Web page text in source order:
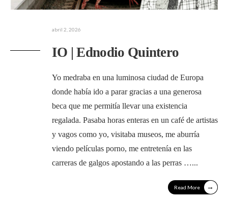
abril 2, 2026
IO | Ednodio Quintero
Yo medraba en una luminosa ciudad de Europa
donde había ido a parar gracias a una generosa
beca que me permitía llevar una existencia
regalada. Pasaba horas enteras en un café de artistas
y vagos como yo, visitaba museos, me aburría
viendo películas porno, me entretenía en las
carreras de galgos apostando a las perras …...
Read More →